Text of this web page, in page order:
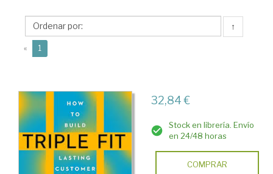
↑
« 1
32,84 €
Stock en librería. Envío
en 24/48 horas
COMPRAR